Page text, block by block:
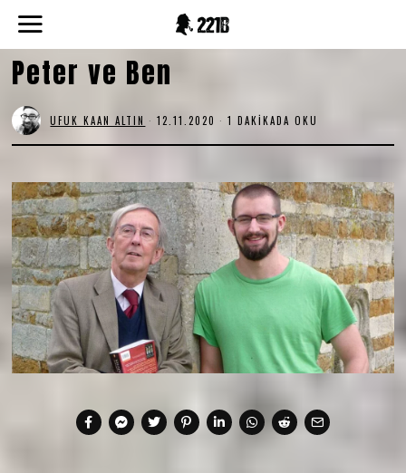
Peter ve Ben
UFUK KAAN ALTIN 12.11.2020 1 DAKIKADA OKU